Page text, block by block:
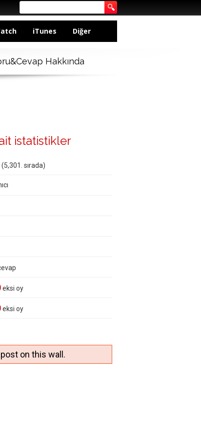
iTunes Diğer
Hakkında
istatistikler
(5,301 . sırada)
eksi oy
eksi oy
on this wall.